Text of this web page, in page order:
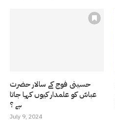
حسینی فوج کے سالار حضرت
عباسّ کو علمدار کیوں کہا جاتا
ہے ؟
July 9, 2024